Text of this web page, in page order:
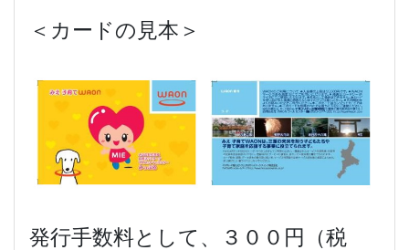
＜カードの見本＞
発行手数料として、３００円（税